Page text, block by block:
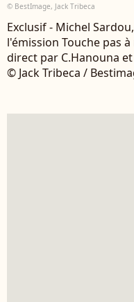
© BestImage, Jack Tribeca
Exclusif - Michel
l'émission Touche pas
direct par C.Hanouna
© Jack Tribeca /